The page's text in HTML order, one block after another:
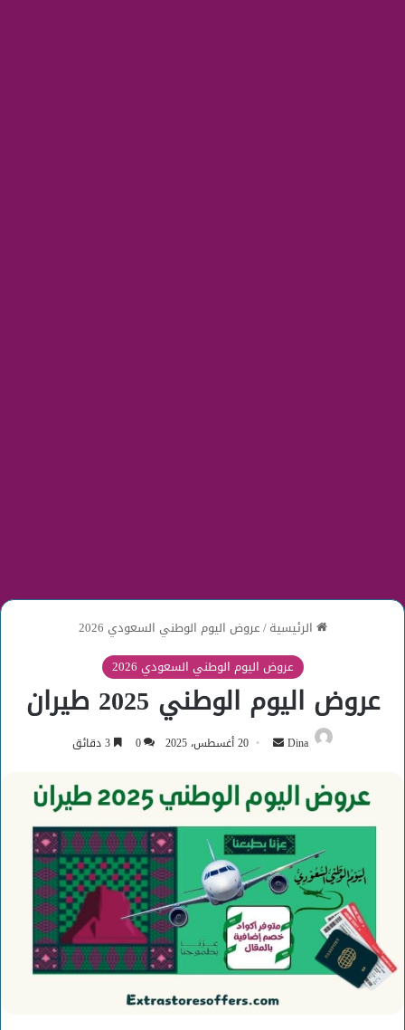
الرئيسية/عروض اليوم الوطني السعودي 2026
عروض اليوم الوطني السعودي 2026
عروض اليوم الوطني 2025 طيران
Dina
أرسل
إلكترونيا
20 أغسطس، 2025 0